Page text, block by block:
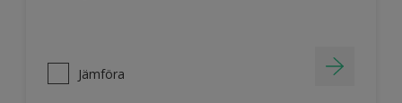
Jämföra